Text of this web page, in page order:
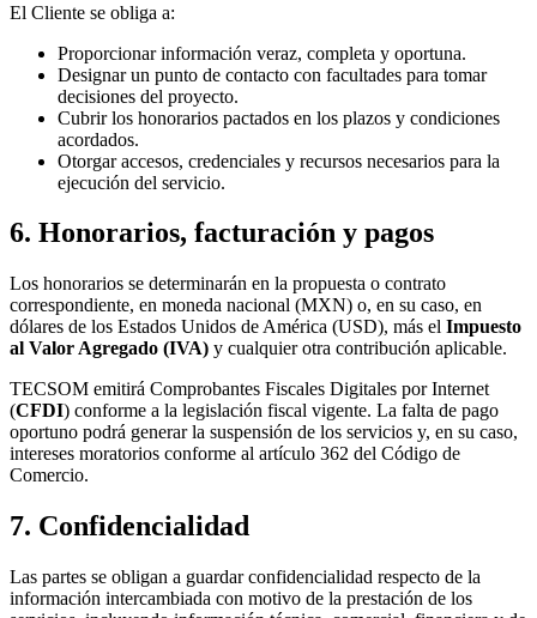
El Cliente se obliga a:
Proporcionar información veraz, completa y oportuna.
Designar un punto de contacto con facultades para tomar
decisiones del proyecto.
Cubrir los honorarios pactados en los plazos y condiciones
acordados.
Otorgar accesos, credenciales y recursos necesarios para la
ejecución del servicio.
6. Honorarios, facturación y pagos
Los honorarios se determinarán en la propuesta o contrato
correspondiente, en moneda nacional (MXN) o, en su caso, en
dólares de los Estados Unidos de América (USD), más el Impuesto
al Valor Agregado (IVA) y cualquier otra contribución aplicable.
TECSOM emitirá Comprobantes Fiscales Digitales por Internet
(CFDI) conforme a la legislación fiscal vigente. La falta de pago
oportuno podrá generar la suspensión de los servicios y, en su caso,
intereses moratorios conforme al artículo 362 del Código de
Comercio.
7. Confidencialidad
Las partes se obligan a guardar confidencialidad respecto de la
información intercambiada con motivo de la prestación de los